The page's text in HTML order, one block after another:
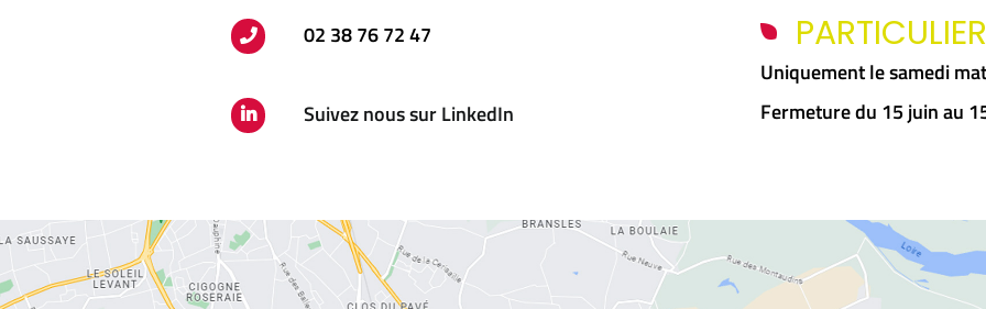
02 38 76 72 47
Suivez nous sur LinkedIn
Uniquement le samedi
Fermeture du 15 juin au